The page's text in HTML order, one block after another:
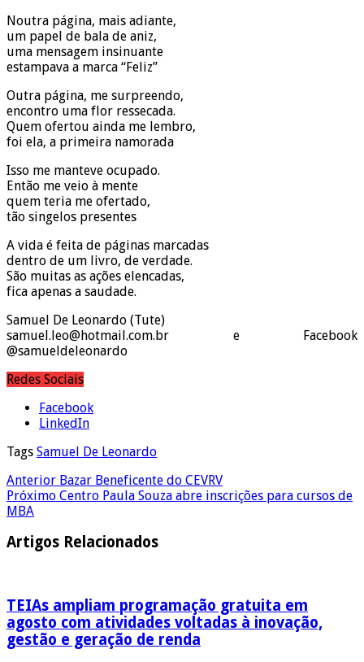
Noutra página, mais adiante,
um papel de bala de aniz,
uma mensagem insinuante
estampava a marca “Feliz”
Outra página, me surpreendo,
encontro uma flor ressecada.
Quem ofertou ainda me lembro,
foi ela, a primeira namorada
Isso me manteve ocupado.
Então me veio à mente
quem teria me ofertado,
tão singelos presentes
A vida é feita de páginas marcadas
dentro de um livro, de verdade.
São muitas as ações elencadas,
fica apenas a saudade.
Samuel De Leonardo (Tute)
samuel.leo@hotmail.com.br e Facebook
@samueldeleonardo
Redes Sociais
Facebook
LinkedIn
Tags Samuel De Leonardo
Anterior Bazar Beneficente do CEVRV
Próximo Centro Paula Souza abre inscrições para cursos de
MBA
Artigos Relacionados
TEIAs ampliam programação gratuita em
agosto com atividades voltadas à inovação,
gestão e geração de renda